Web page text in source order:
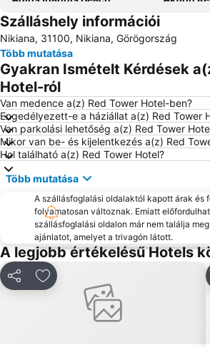
Assos Beach
Port of Preveza
Lygia
Perigiali
Daily
Dimotiko Stadio Leukadas ''Platwnas Grigoris''
Beach of Agios Ioannis
Agiofili
Traditional Settlement of Agios Ioannis
Skinos
Pefkoulia
Kathisma
Spilia Tou Papanicoli
Mytikas
Ancient Nikopolis
Szálláshely információi
Nikiana, 31100, Nikiana, Görögország
Több mutatása
Gyakran Ismételt Kérdések
Hotel-ról
Van medence a(z) Red Tower Hotel-ben?
Engedélyezett-e a háziállat a(z) Red Tower
Van parkolási lehetőség a(z) Red Tower
Mikor van be- és kijelentkezés a(z) Red
Hol található a(z) Red Tower Hotel?
Több mutatása
A szállásfoglalási oldalaktól kapott árak és
folyamatosan változnak. Emiatt
szállásfoglalási oldalon már nem találja
ajánlatot, amelyet a trivagón látott.
A legjobb értékelésű Hotels
MegosztásHozzáadás a kedvencekhez